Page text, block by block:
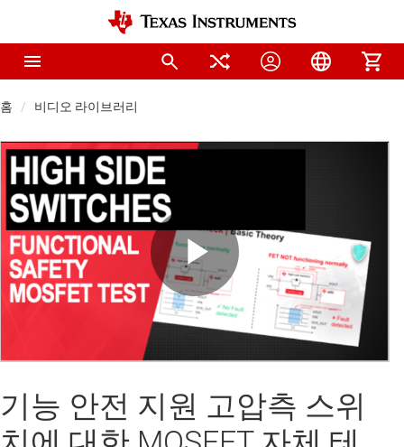
홈 비디오 라이브러리
Play
Video
기능 안전 지원 고압측 스위